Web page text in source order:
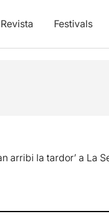
Revista Festivals
arribi la tardor’ a La